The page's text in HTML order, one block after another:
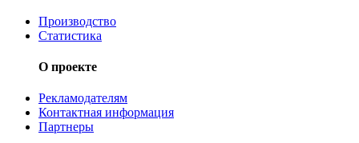
Производство
Статистика
О проекте
Рекламодателям
Контактная информация
Партнеры